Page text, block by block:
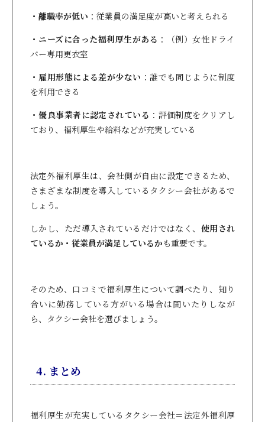
・離職率が低い ：従業員の満足度が高いと考えられる
・ニーズに合った福利厚生がある ：（例）女性ドライ
バー専用更衣室
・雇用形態による差が少ない ：誰でも同じように制度
を利用できる
・優良事業者に認定されている ：評価制度をクリアし
ており、福利厚生や給料などが充実している
法定外福利厚生は、会社側が自由に設定できるため、
さまざまな制度を導入しているタクシー会社があるで
しょう。
しかし、ただ導入されているだけではなく、 使用され
ているか・従業員が満足しているか も重要です。
そのため、口コミで福利厚生について調べたり、知り
合いに勤務している方がいる場合は聞いたりしなが
ら、タクシー会社を選びましょう。
4. まとめ
福利厚生が充実しているタクシー会社＝法定外福利厚